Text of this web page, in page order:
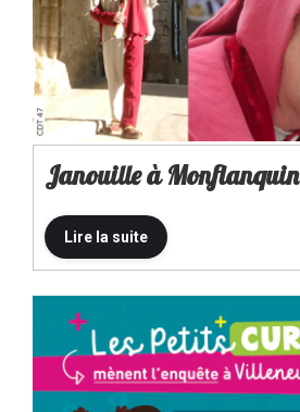
Janouille à Monflanquin